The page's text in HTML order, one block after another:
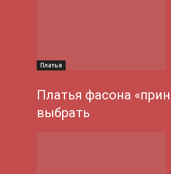
Платья
Платья фасона
выбрать